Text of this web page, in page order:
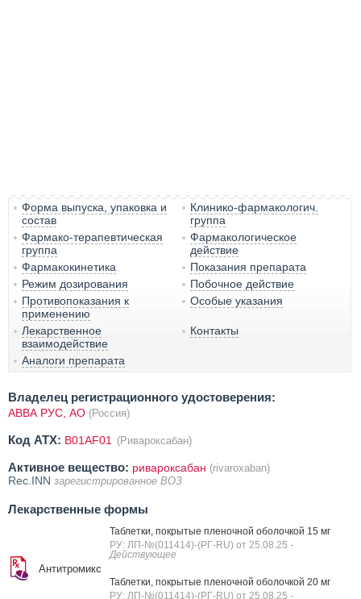
Форма выпуска, упаковка и
состав
Клинико-фармакологич.
группа
Фармако-терапевтическая
группа
Фармакологическое
действие
Фармакокинетика
Показания препарата
Режим дозирования
Побочное действие
Противопоказания к
применению
Особые указания
Лекарственное
взаимодействие
Контакты
Аналоги препарата
Владелец регистрационного удостоверения:
АВВА РУС, АО (Россия)
Код ATX: B01AF01 (Ривароксабан)
Активное вещество: ривароксабан (rivaroxaban)
Rec.INN зарегистрированное ВОЗ
Лекарственные формы
Антитромикс
Таблетки, покрытые пленочной оболочкой 15 мг
РУ: ЛП-№(011414)-(РГ-RU) от 25.08.25 -
Действующее
Таблетки, покрытые пленочной оболочкой 20 мг
РУ: ЛП-№(011414)-(РГ-RU) от 25.08.25 -